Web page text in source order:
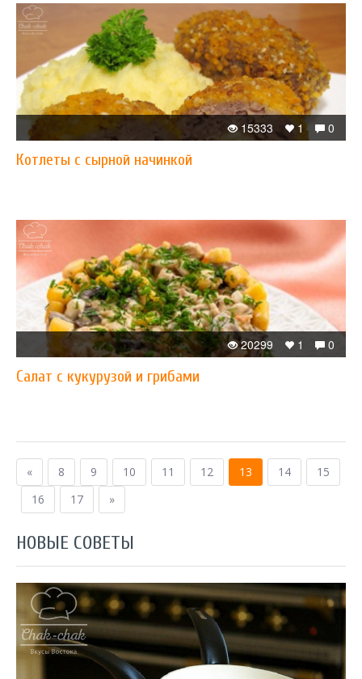
0
1
15333
Котлеты с сырной начинкой
0
1
20299
Салат с кукурузой и грибами
« 8 9 10 11 12 13 14
15
16
17 »
НОВЫЕ СОВЕТЫ